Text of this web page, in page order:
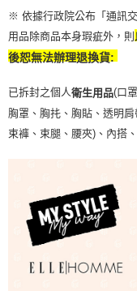
※ 依據行政院公布「通訊
用品除商品本身瑕疵外，則
後恕無法辦理退換貨:
已拆封之個人衛生用品(口
胸罩、胸扥、胸貼、透明
束褲、束腿、腰夾) 、內搭